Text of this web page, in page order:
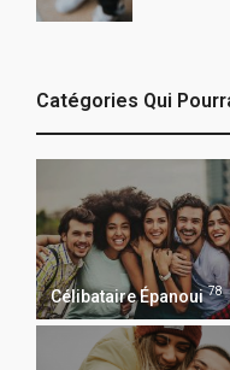
Catégories Qui
Célibataire Épanoui 78